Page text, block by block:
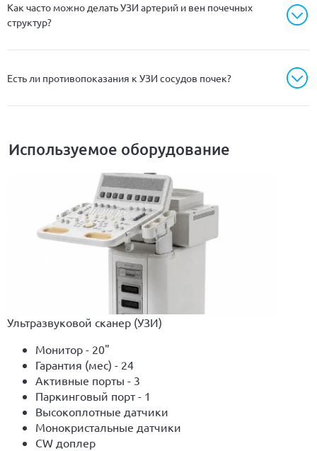
Как часто можно делать УЗИ артерий и вен почечных
структур?
Есть ли противопоказания к УЗИ сосудов почек?
Используемое оборудование
Ультразвуковой сканер (УЗИ)
Монитор - 20"
Гарантия (мес) - 24
Активные порты - 3
Паркинговый порт - 1
Высокоплотные датчики
Монокристальные датчики
CW доплер